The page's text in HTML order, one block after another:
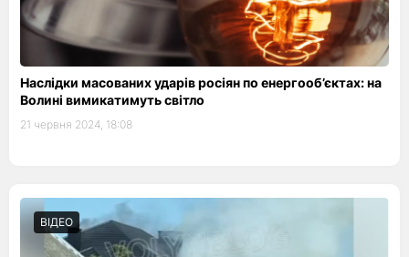
Наслідки масованих ударів росіян по енергооб’єктах: на
Волині вимикатимуть світло
21 червня 2024, 18:08
ВІДЕО